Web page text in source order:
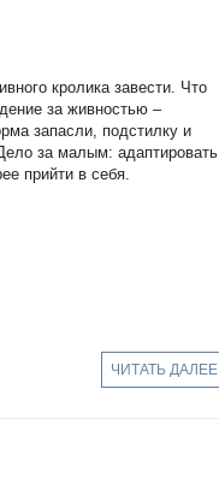
кролика завести. Что
за живностью –
запасли, подстилку и
за малым: адаптировать
прийти в себя.
ЧИТАТЬ ДАЛЕЕ